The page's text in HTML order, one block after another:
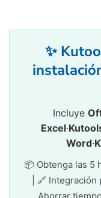
✨
Incluye
Excel·
Word·
📦 Obtenga las 5
| 🔗